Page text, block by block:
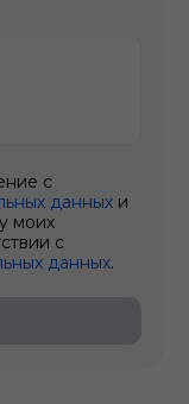
с
данных и
моих
с
данных.